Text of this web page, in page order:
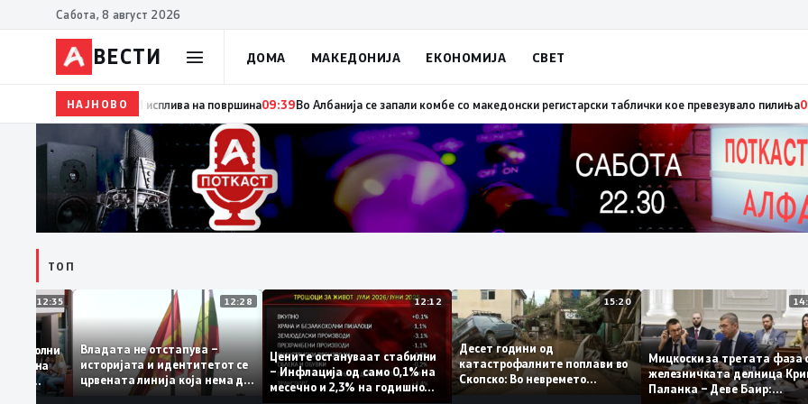
Сабота, 8 август 2026
ВЕСТИ ДОМА МАКЕДОНИЈА ЕКОНОМИЈА СВЕТ
НАЈНОВО09:54Манасиевски: Децата на Филипче се децата на предавникот Заев, талогот од СДСМ исплива на површина09:39Во
ТОП
12:35
се задоволни
на
12:28
Владата не отстапува –
историјата и идентитетот се
црвената линија која нема да
се погази
12:12
Цените остануваат стабилни
– Инфлација од само 0,1% на
месечно и 2,3% на годишно
15:20
Десет години од
катастрофалните поплави во
Скопско: Во невремето
Мицкоски за третата
железничката делница
Паланка – Деве Баир: